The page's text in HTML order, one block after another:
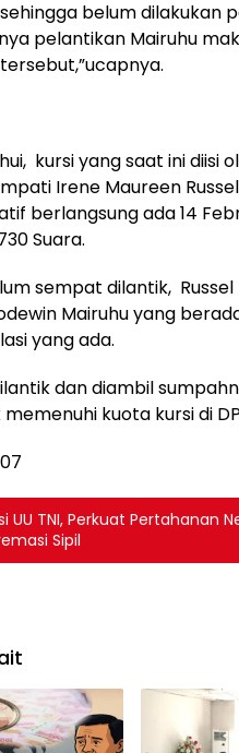
belum dilakukan
pelantikan Mairuhu
kursi yang saat ini diisi
Irene Maureen
berlangsung ada 14
Suara.
sempat dilantik,
Mairuhu yang
yang ada.
dan diambil
kuota kursi di
UU TNI, Perkuat Pertahanan
Sipil